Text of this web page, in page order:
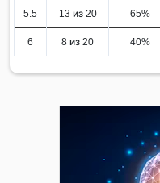
5.5 13 из 20 65%
6 8 из 20 40%